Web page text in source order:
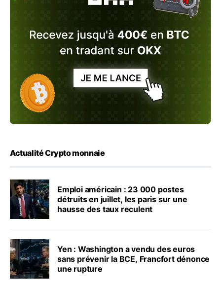
Actualité Crypto monnaie
Emploi américain : 23 000 postes
détruits en juillet, les paris sur une
hausse des taux reculent
Yen : Washington a vendu des euros
sans prévenir la BCE, Francfort dénonce
une rupture